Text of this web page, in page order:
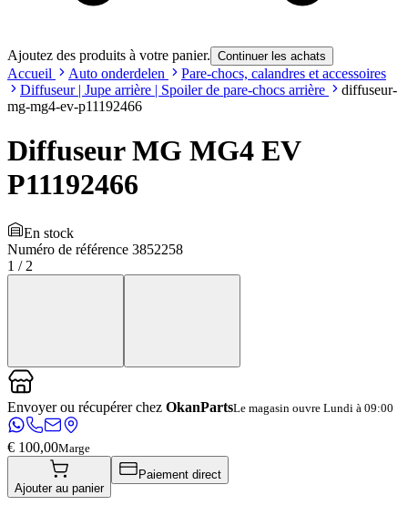
Ajoutez des produits à votre panier. Continuer les achats
Accueil Auto onderdelen
Pare-chocs, calandres et accessoires
Diffuseur | Jupe arrière | Spoiler de pare-chocs arrière
diffuseur-
mg-mg4-ev-p11192466
Diffuseur MG MG4 EV
P11192466
En stock
Numéro de référence 3852258
1 / 2
Envoyer ou récupérer chez OkanPartsLe magasin ouvre Lundi à 09:00
€ 100,00Marge
Ajouter au panier
Paiement direct